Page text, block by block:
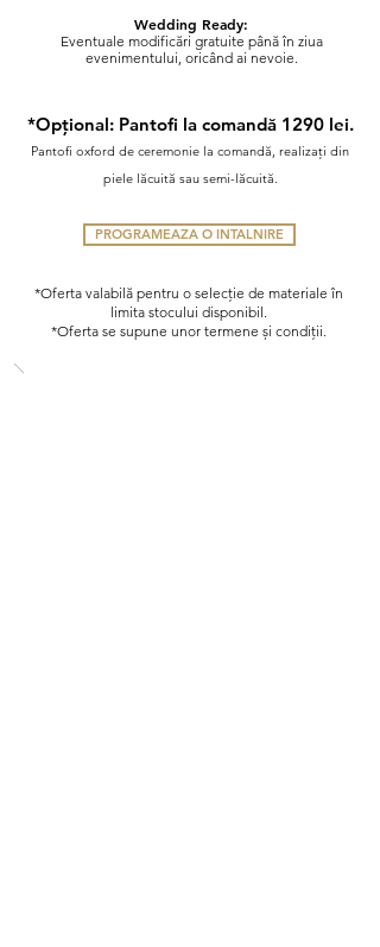
Wedding Ready:
Eventuale modificări gratuite până în ziua
evenimentului, oricând ai nevoie.
*Opțional: Pantofi la comandă 1290 lei.
Pantofi oxford de ceremonie la comandă, realizați din
piele lăcuită sau semi-lăcuită.
PROGRAMEAZA O INTALNIRE
*Oferta valabilă pentru o selecție de materiale în
limita stocului disponibil.
*Oferta se supune unor termene și condiții.